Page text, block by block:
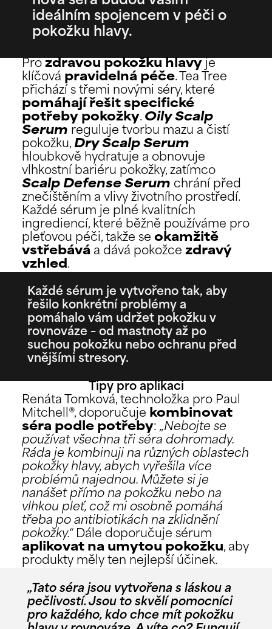
ideálním spojencem v péči o
pokožku hlavy.
Pro zdravou pokožku hlavyje
klíčová pravidelná péče. Tea Tree
přichází s třemi novými séry, které
pomáhají řešit specifické
potřeby pokožky. Oily Scalp
Serum reguluje tvorbu mazu a čistí
pokožku, Dry Scalp Serum
hloubkově hydratuje a obnovuje
vlhkostní bariéru pokožky, zatímco
Scalp Defense Serum chrání před
znečištěním a vlivy životního prostředí.
Každé sérum je plné kvalitních
ingrediencí, které běžně používáme pro
pleťovou péči, takže se okamžitě
vstřebáváa dává pokožce zdravý
vzhled.
Každé sérum je vytvořeno tak, aby
řešilo konkrétní problémy a
pomáhalo vám udržet pokožku v
rovnováze – od mastnoty až po
suchou pokožku nebo ochranu před
vnějšími stresory.
Tipy pro aplikaci
Renáta Tomková, technoložka pro Paul
Mitchell®, doporučuje kombinovat
séra podle potřeby: „Nebojte se
používat všechna tři séra dohromady.
Ráda je kombinuji na různých oblastech
pokožky hlavy, abych vyřešila více
problémů najednou. Můžete si je
nanášet přímo na pokožku nebo na
vlhkou pleť, což mi osobně pomáhá
třeba po antibiotikách na zklidnění
pokožky.“Dále doporučuje sérum
aplikovat na umytou pokožku, aby
produkty měly ten nejlepší účinek.
„Tato séra jsou vytvořena s láskou a
pečlivostí. Jsou to skvělí pomocníci
pro každého, kdo chce mít pokožku